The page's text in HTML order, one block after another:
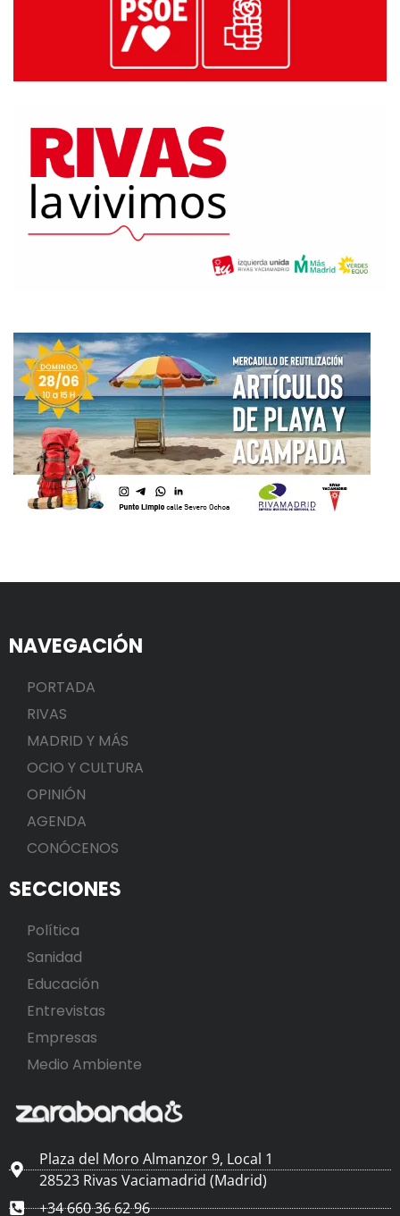
NAVEGACIÓN
PORTADA
RIVAS
MADRID Y MÁS
OCIO Y CULTURA
OPINIÓN
AGENDA
CONÓCENOS
SECCIONES
Política
Sanidad
Educación
Entrevistas
Empresas
Medio Ambiente
Plaza del Moro Almanzor 9, Local 1
28523 Rivas Vaciamadrid (Madrid)
+34 660 36 62 96